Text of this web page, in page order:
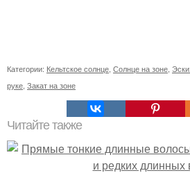
Категории: Кельтское солнце Солнце на зоне
руке Закат на зоне
Читайте также